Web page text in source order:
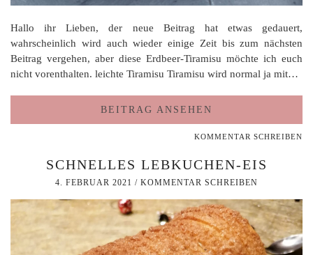
Hallo ihr Lieben, der neue Beitrag hat etwas gedauert,
wahrscheinlich wird auch wieder einige Zeit bis zum nächsten
Beitrag vergehen, aber diese Erdbeer-Tiramisu möchte ich euch
nicht vorenthalten. leichte Tiramisu Tiramisu wird normal ja mit…
BEITRAG ANSEHEN
KOMMENTAR SCHREIBEN
SCHNELLES LEBKUCHEN-EIS
4. FEBRUAR 2021 / KOMMENTAR SCHREIBEN